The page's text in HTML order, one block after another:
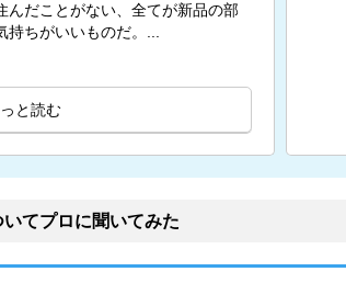
んだことがない、全てが新品の部
ちがいいものだ。...
と読む
てプロに聞いてみた